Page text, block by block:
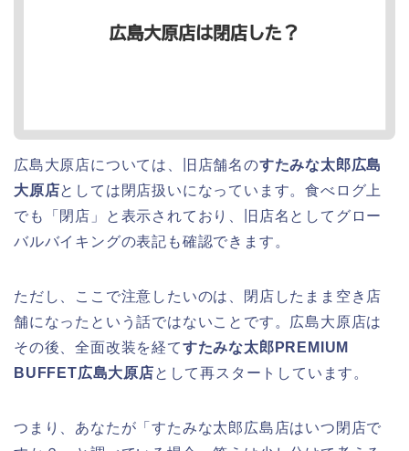
広島大原店については、旧店舗名のすたみな太郎広島
大原店としては閉店扱いになっています。食べログ上
でも「閉店」と表示されており、旧店名としてグロー
バルバイキングの表記も確認できます。
ただし、ここで注意したいのは、閉店したまま空き店
舗になったという話ではないことです。広島大原店は
その後、全面改装を経てすたみな太郎PREMIUM
BUFFET広島大原店として再スタートしています。
つまり、あなたが「すたみな太郎広島店はいつ閉店で